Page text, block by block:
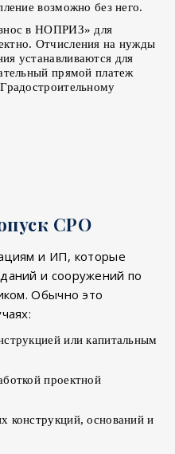
возможно без него.
в НОПРИЗ» для
Отчисления на нужды
устанавливаются для
прямой платеж
СРО
и ИП, которые
и сооружений по
Обычно это
или капитальным
проектной
конструкций, оснований и